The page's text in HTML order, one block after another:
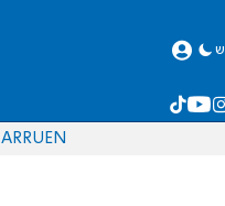
EN
RU
AR